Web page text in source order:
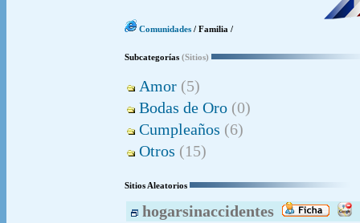
Comunidades / Familia /
Subcategorías (Sitios)
Amor (5)
Bodas de Oro (0)
Cumpleaños (6)
Otros (15)
Sitios Aleatorios
hogarsinaccidentes